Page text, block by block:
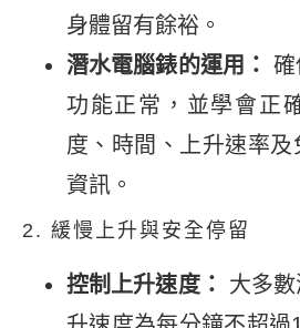
身體留有餘裕。
潛水電腦錶的運用： 確
功能正常，並學會正
度、時間、上升速率
資訊。
2. 緩慢上升與安全停留
控制上升速度：
大多